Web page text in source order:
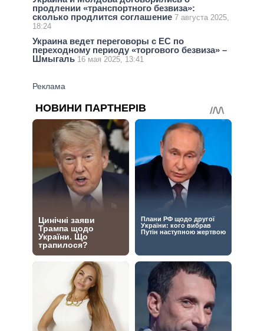
продлении «транспортного безвиза»:
сколько продлится соглашение 7 августа 2025,
18:24
Украина ведет переговоры с ЕС по
переходному периоду «торгового безвиза» –
Шмыгаль 16 мая 2025, 13:41